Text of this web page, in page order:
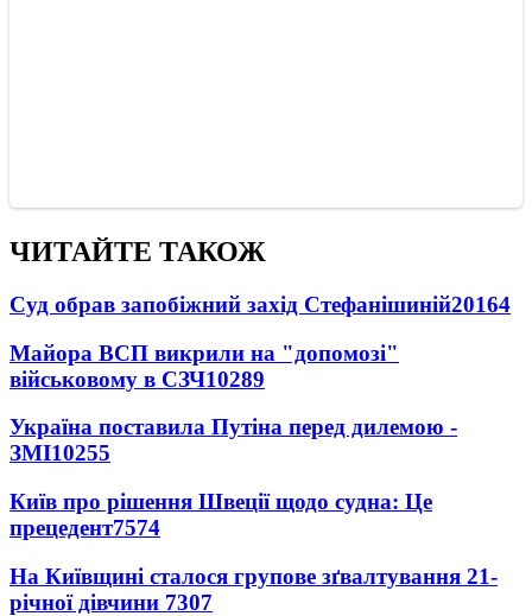
ЧИТАЙТЕ ТАКОЖ
Суд обрав запобіжний захід Стефанішиній20164
Майора ВСП викрили на "допомозі"
військовому в СЗЧ10289
Україна поставила Путіна перед дилемою -
ЗМІ10255
Київ про рішення Швеції щодо судна: Це
прецедент7574
На Київщині сталося групове зґвалтування 21-
річної дівчини 7307